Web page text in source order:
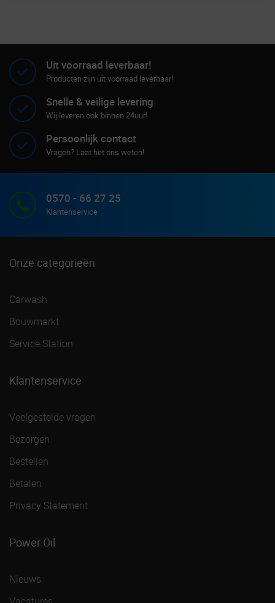
Uit voorraad leverbaar!
Producten zijn uit voorraad leverbaar!
Snelle & veilige levering
Wij leveren ook binnen 24uur!
Persoonlijk contact
Vragen? Laat het ons weten!
0570 - 66 27 25
Klantenservice
Onze categorieën
Carwash
Bouwmarkt
Service Station
Klantenservice
Veelgestelde vragen
Bezorgen
Bestellen
Betalen
Privacy Statement
Power Oil
Nieuws